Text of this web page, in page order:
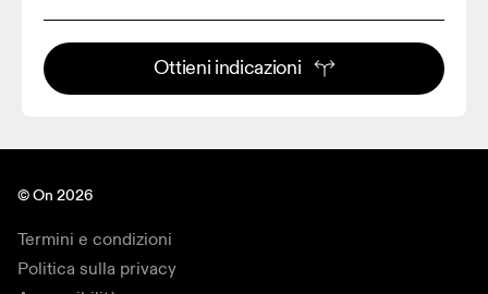
Ottieni indicazioni
© On 2026
Termini e condizioni
Politica sulla privacy